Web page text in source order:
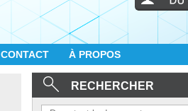
CONTACT À PROPOS
RECHERCHER